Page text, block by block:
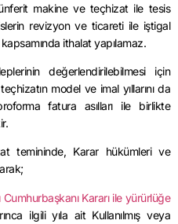
makine ve teçhizat ile tesis
revizyon ve ticareti ile iştigal
ithalat yapılamaz.
değerlendirilebilmesi için
model ve imal yıllarını da
fatura asılları ile birlikte
temininde, Karar hükümleri ve
Kararı ile yürürlüğe
ilgili yıla ait Kullanılmış veya